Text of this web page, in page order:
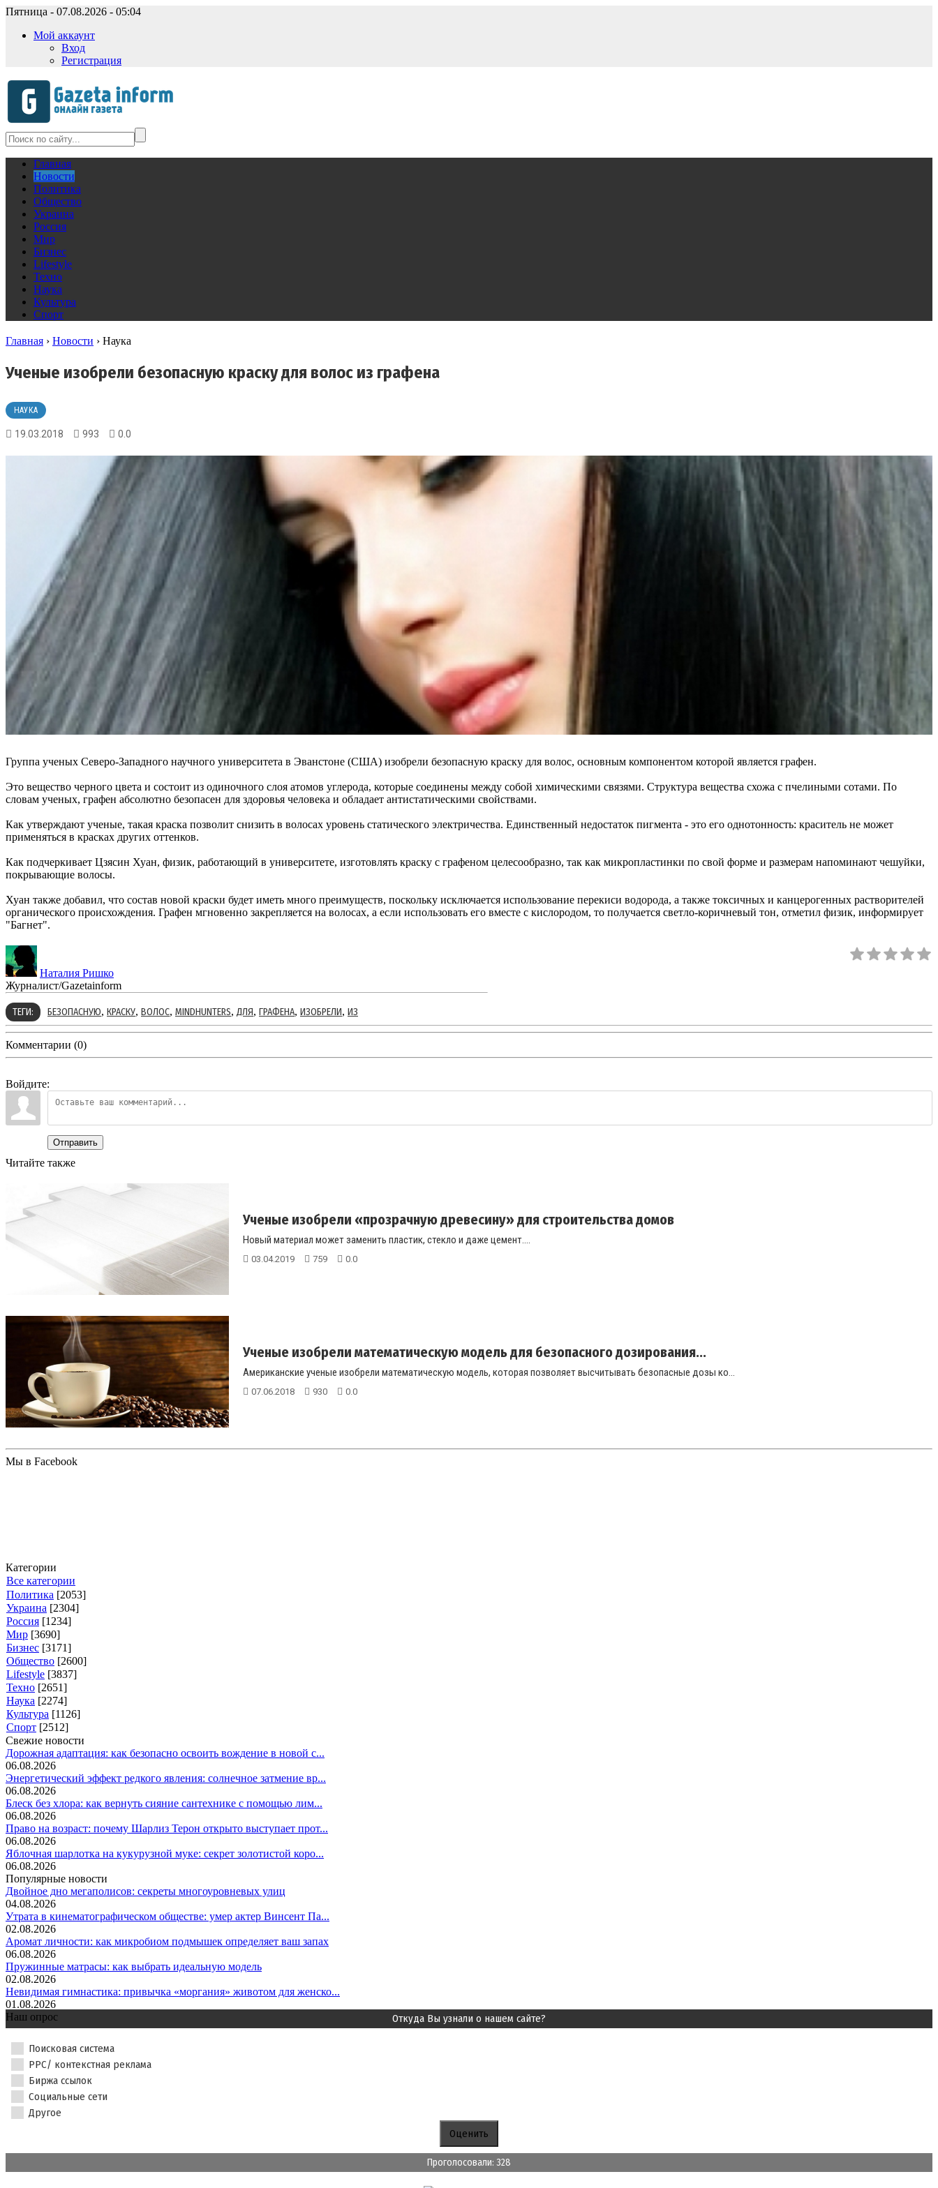
Пятница - 07.08.2026 - 05:04
Мой аккаунт
Вход
Регистрация
Главная
Новости
Политика
Общество
Украина
Россия
Мир
Бизнес
Lifestyle
Техно
Наука
Культура
Спорт
Главная › Новости › Наука
Ученые изобрели безопасную краску для волос из графена
НАУКА
19.03.2018 993 0.0
Группа ученых Северо-Западного научного университета в Эванстоне (США) изобрели безопасную краску для волос, основным компонентом которой является графен.
Это вещество черного цвета и состоит из одиночного слоя атомов углерода, которые соединены между собой химическими связями. Структура вещества схожа с пчелиными сотами. По
словам ученых, графен абсолютно безопасен для здоровья человека и обладает антистатическими свойствами.
Как утверждают ученые, такая краска позволит снизить в волосах уровень статического электричества. Единственный недостаток пигмента - это его однотонность: краситель не может
применяться в красках других оттенков.
Как подчеркивает Цзясин Хуан, физик, работающий в университете, изготовлять краску с графеном целесообразно, так как микропластинки по свой форме и размерам напоминают чешуйки,
покрывающие волосы.
Хуан также добавил, что состав новой краски будет иметь много преимуществ, поскольку исключается использование перекиси водорода, а также токсичных и канцерогенных растворителей
органического происхождения. Графен мгновенно закрепляется на волосах, а если использовать его вместе с кислородом, то получается светло-коричневый тон, отметил физик, информирует
"Багнет".
Наталия Ришко
Журналист/Gazetainform
ТЕГИ: БЕЗОПАСНУЮ, КРАСКУ, ВОЛОС, MINDHUNTERS, ДЛЯ, ГРАФЕНА, ИЗОБРЕЛИ, ИЗ
Комментарии (0)
Войдите:
Отправить
Читайте также
Ученые изобрели «прозрачную древесину» для строительства домов
Новый материал может заменить пластик, стекло и даже цемент....
03.04.2019 759 0.0
Ученые изобрели математическую модель для безопасного дозирования...
Американские ученые изобрели математическую модель, которая позволяет высчитывать безопасные дозы ко...
07.06.2018 930 0.0
Мы в Facebook
Категории
Все категории
Политика [2053]
Украина [2304]
Россия [1234]
Мир [3690]
Бизнес [3171]
Общество [2600]
Lifestyle [3837]
Техно [2651]
Наука [2274]
Культура [1126]
Спорт [2512]
Свежие новости
Дорожная адаптация: как безопасно освоить вождение в новой с...
06.08.2026
Энергетический эффект редкого явления: солнечное затмение вр...
06.08.2026
Блеск без хлора: как вернуть сияние сантехнике с помощью лим...
06.08.2026
Право на возраст: почему Шарлиз Терон открыто выступает прот...
06.08.2026
Яблочная шарлотка на кукурузной муке: секрет золотистой коро...
06.08.2026
Популярные новости
Двойное дно мегаполисов: секреты многоуровневых улиц
04.08.2026
Утрата в кинематографическом обществе: умер актер Винсент Па...
02.08.2026
Аромат личности: как микробиом подмышек определяет ваш запах
06.08.2026
Пружинные матрасы: как выбрать идеальную модель
02.08.2026
Невидимая гимнастика: привычка «моргания» животом для женско...
01.08.2026
Наш опрос
Откуда Вы узнали о нашем сайте?
Поисковая система
PPC/ контекстная реклама
Биржа ссылок
Социальные сети
Другое
Проголосовали: 328